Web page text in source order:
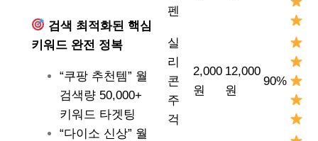
검색 최적화된 핵심
키워드 완전 정복
“쿠팡 추천템” 월
검색량 50,000+
키워드 타겟팅
“다이소 신상” 월
펜
실
리
콘
주
걱
2,000
원
12,000
원
90%